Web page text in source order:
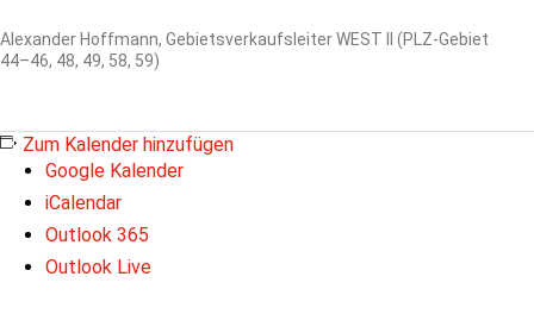
Alexander Hoffmann, Gebietsverkaufsleiter WEST II (PLZ-Gebiet
44–46, 48, 49, 58, 59)
Zum Kalender hinzufügen
Google Kalender
iCalendar
Outlook 365
Outlook Live